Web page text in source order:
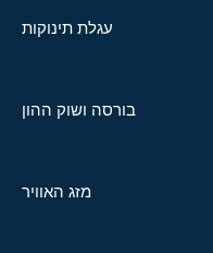
עגלת תינוקות
בורסה ושוק ההון
מזג האוויר